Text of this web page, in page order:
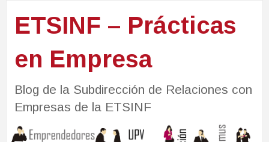
ETSINF – Prácticas
en Empresa
Blog de la Subdirección de Relaciones con
Empresas de la ETSINF